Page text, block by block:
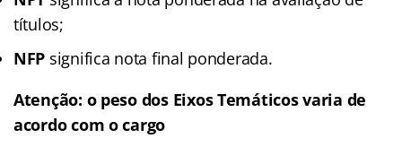
títulos;
NFP significa nota final ponderada.
Atenção: o peso dos Eixos Temáticos varia de
acordo com o cargo